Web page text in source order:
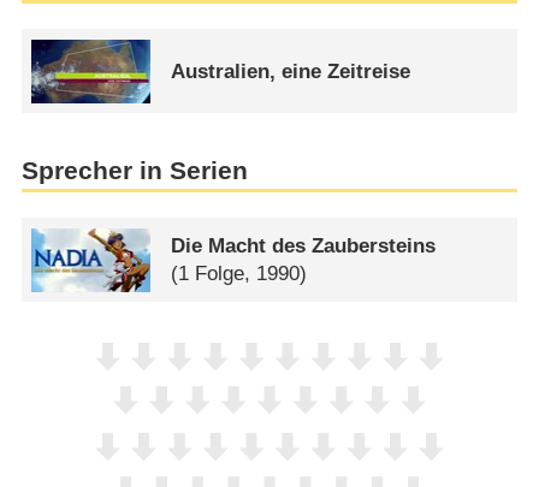
Australien, eine Zeitreise
Sprecher in Serien
Die Macht des Zaubersteins
(1 Folge, 1990)